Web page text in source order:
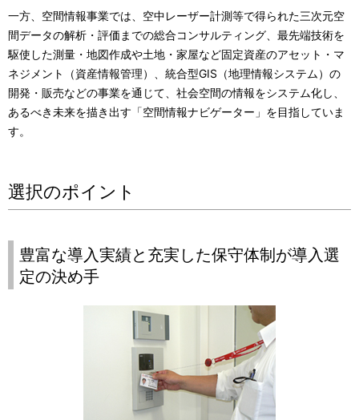
一方、空間情報事業では、空中レーザー計測等で得られた三次元空
間データの解析・評価までの総合コンサルティング、最先端技術を
駆使した測量・地図作成や土地・家屋など固定資産のアセット・マ
ネジメント（資産情報管理）、統合型GIS（地理情報システム）の
開発・販売などの事業を通じて、社会空間の情報をシステム化し、
あるべき未来を描き出す「空間情報ナビゲーター」を目指していま
す。
選択のポイント
豊富な導入実績と充実した保守体制が導入選
定の決め手